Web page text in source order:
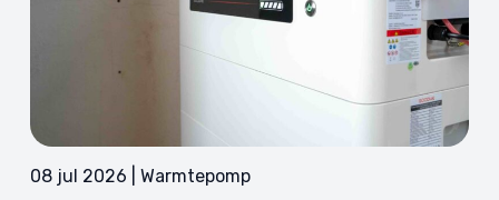
08 jul 2026 | Warmtepomp